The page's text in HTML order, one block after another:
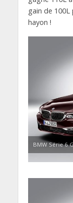
gain de 100L
hayon !
BMW Série 6